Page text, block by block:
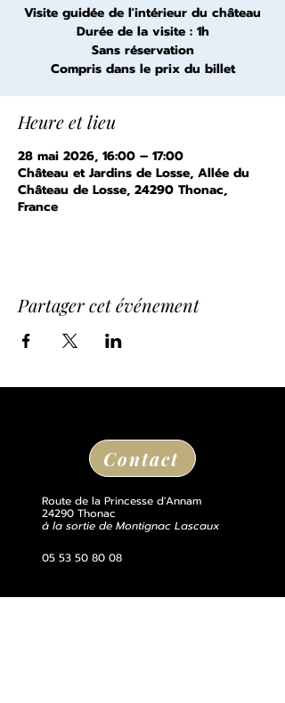
Visite guidée de l'intérieur du château
Durée de la visite : 1h
Sans réservation
Compris dans le prix du billet
Heure et lieu
28 mai 2026, 16:00 – 17:00
Château et Jardins de Losse, Allée du
Château de Losse, 24290 Thonac,
France
Partager cet événement
Contact
Route de la Princesse d'Annam
24290 Thonac
à la sortie de Montignac Lascaux
05 53 50 80 08
losse@chateaudelosse.com